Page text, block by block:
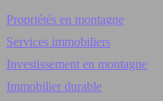
Propriétés en montagne
Services immobiliers
Investissement en montagne
Immobilier durable